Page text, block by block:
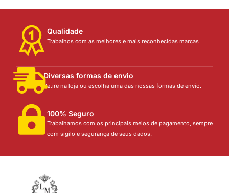
Qualidade
Trabalhos com as melhores e mais reconhecidas marcas
Diversas formas de envio
Retire na loja ou escolha uma das nossas formas de envio.
100% Seguro
Trabalhamos com os principais meios de pagamento, sempre
com sigilo e segurança de seus dados.